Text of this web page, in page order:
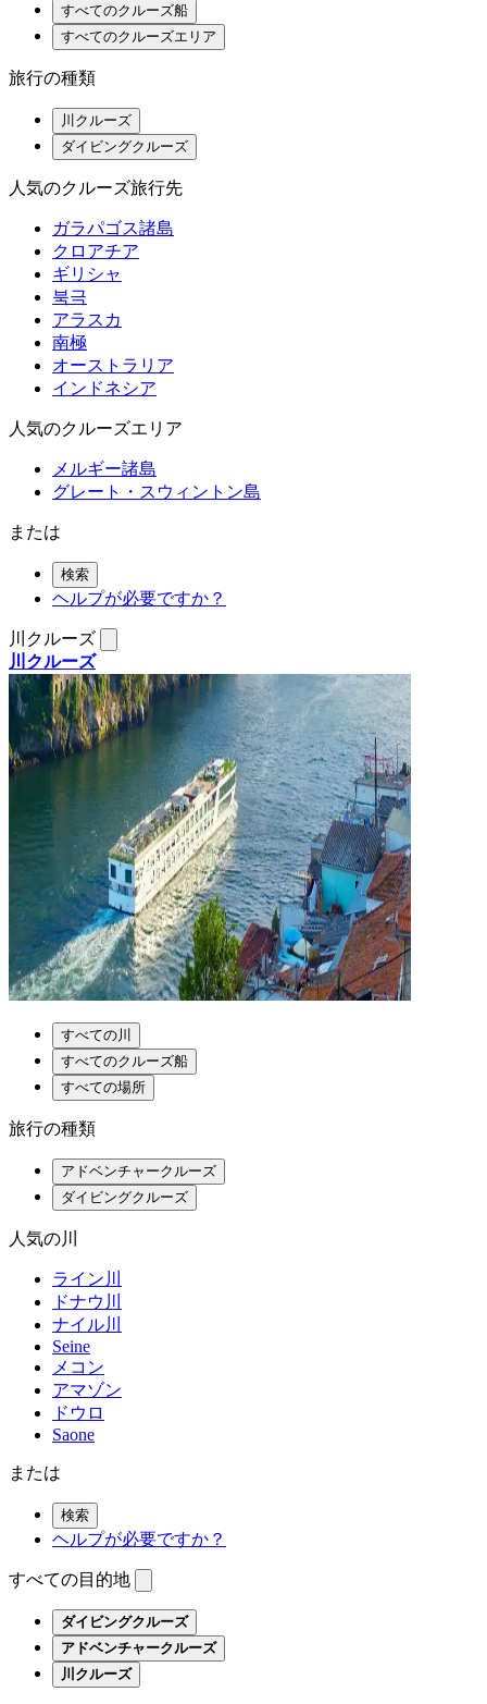
すべてのクルーズ船
すべてのクルーズエリア
旅行の種類
川クルーズ
ダイビングクルーズ
人気のクルーズ旅行先
ガラパゴス諸島
クロアチア
ギリシャ
북극
アラスカ
南極
オーストラリア
インドネシア
人気のクルーズエリア
メルギー諸島
グレート・スウィントン島
または
検索
ヘルプが必要ですか？
川クルーズ
川クルーズ
すべての川
すべてのクルーズ船
すべての場所
旅行の種類
アドベンチャークルーズ
ダイビングクルーズ
人気の川
ライン川
ドナウ川
ナイル川
Seine
メコン
アマゾン
ドウロ
Saone
または
検索
ヘルプが必要ですか？
すべての目的地
ダイビングクルーズ
アドベンチャークルーズ
川クルーズ